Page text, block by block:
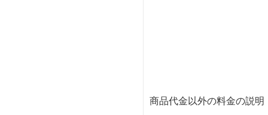
商品代金以外の料金の説明